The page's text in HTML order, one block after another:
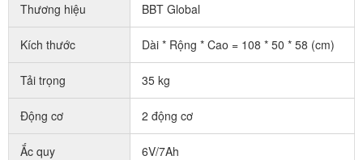
Thương hiệu BBT Global
Kích thước Dài * Rộng * Cao = 108 * 50 * 58 (cm)
Tải trọng 35 kg
Động cơ 2 động cơ
Ắc quy 6V/7Ah